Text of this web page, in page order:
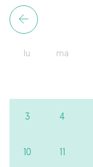
lu ma
3 4
10 11